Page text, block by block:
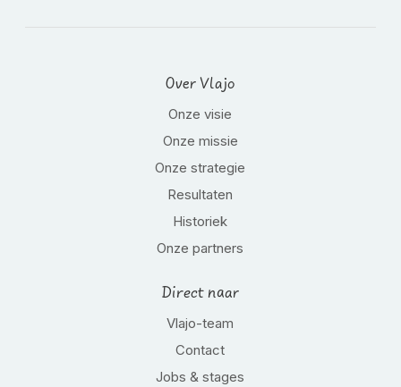
Over Vlajo
Onze visie
Onze missie
Onze strategie
Resultaten
Historiek
Onze partners
Direct naar
Vlajo-team
Contact
Jobs & stages